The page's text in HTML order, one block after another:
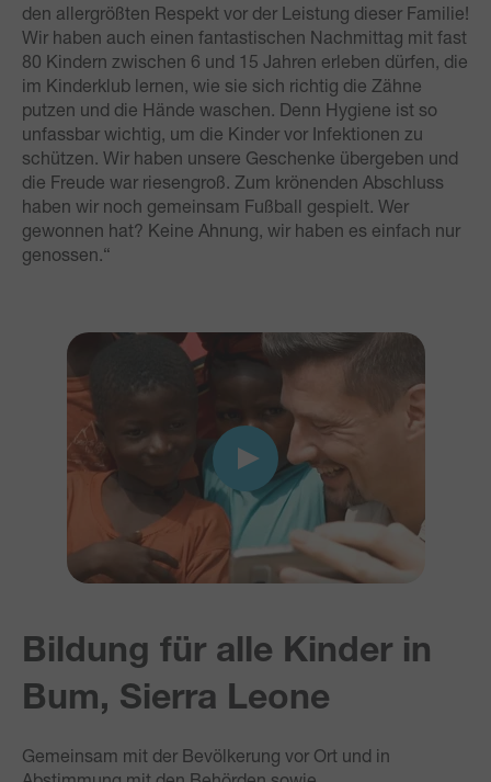
den allergrößten Respekt vor der Leistung dieser Familie!
Wir haben auch einen fantastischen Nachmittag mit fast
80 Kindern zwischen 6 und 15 Jahren erleben dürfen, die
im Kinderklub lernen, wie sie sich richtig die Zähne
putzen und die Hände waschen. Denn Hygiene ist so
unfassbar wichtig, um die Kinder vor Infektionen zu
schützen. Wir haben unsere Geschenke übergeben und
die Freude war riesengroß. Zum krönenden Abschluss
haben wir noch gemeinsam Fußball gespielt. Wer
gewonnen hat? Keine Ahnung, wir haben es einfach nur
genossen.“
Bildung für alle Kinder in
Bum, Sierra Leone
Gemeinsam mit der Bevölkerung vor Ort und in